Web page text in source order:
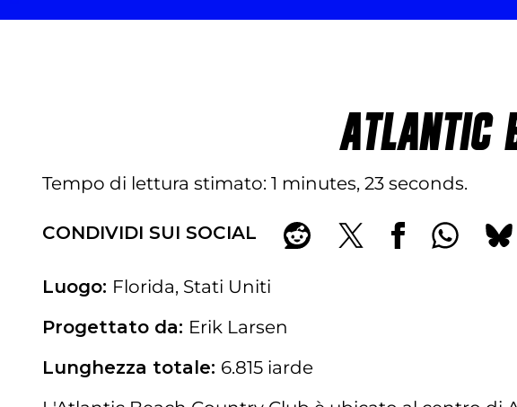
ATLANTIC
Tempo di lettura stimato 1 minutes, 23 seconds
CONDIVIDI SUI SOCIAL
Luogo: Florida, Stati Uniti
Progettato da: Erik Larsen
Lunghezza totale: 6.815 iarde